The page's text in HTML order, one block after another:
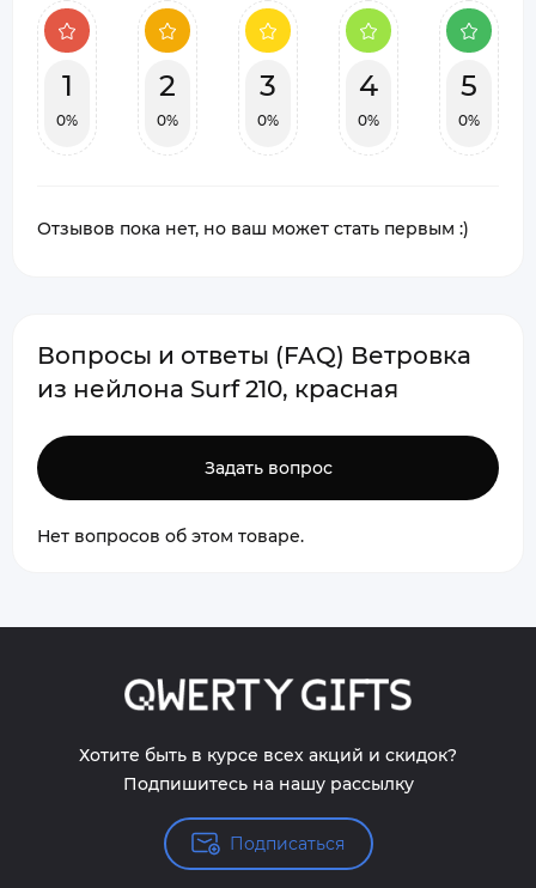
1
0%
2
0%
3
0%
4
0%
5
0%
Отзывов пока нет, но ваш может стать первым :)
Вопросы и ответы (FAQ) Ветровка
из нейлона Surf 210, красная
Задать вопрос
Нет вопросов об этом товаре.
Хотите быть в курсе всех акций и скидок?
Подпишитесь на нашу рассылку
Подписаться